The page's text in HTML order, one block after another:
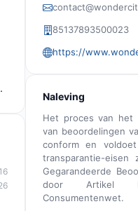
85137893500023
https://
Naleving
Het proces van het
van beoordelingen
conform en
transparantie-eisen
Gegarandeerde
door Artikel
Consumentenwet.